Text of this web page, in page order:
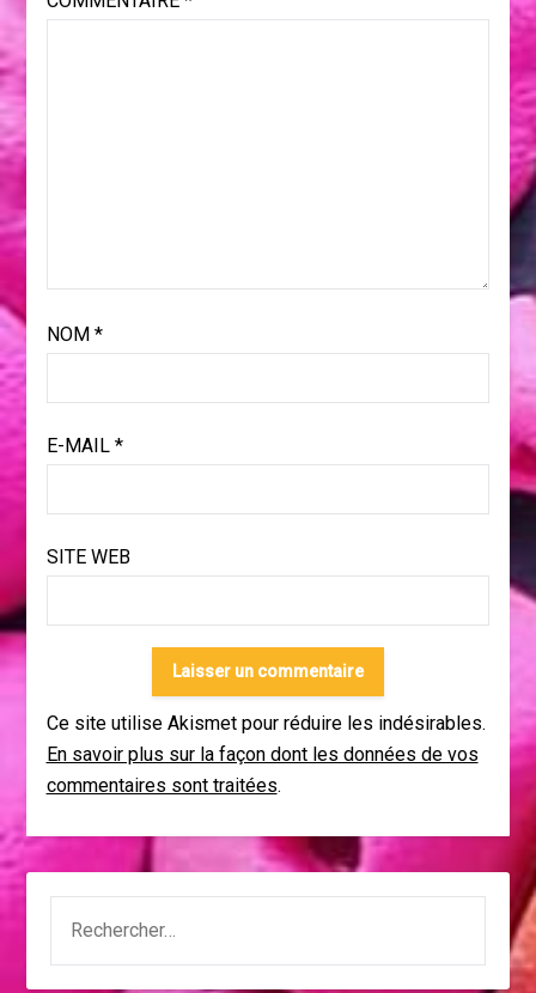
NOM *
E-MAIL *
SITE WEB
Ce site utilise Akismet pour réduire les indésirables.
En savoir plus sur la façon dont les données de vos
commentaires sont traitées.